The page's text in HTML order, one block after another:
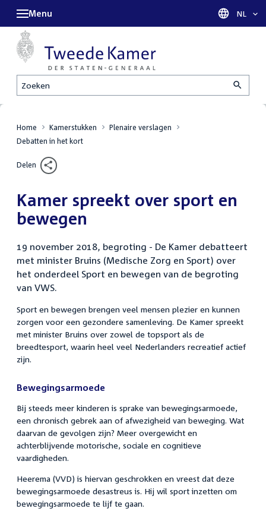
Zoeken
Menu Taal
NL
Home Kamerstukken
Plenaire verslagen
Debatten in het kort
Delen
Kamer spreekt over sport en
bewegen
19 november 2018, begroting - De Kamer debatteert
met minister Bruins (Medische Zorg en Sport) over
het onderdeel Sport en bewegen van de begroting
van VWS.
Sport en bewegen brengen veel mensen plezier en kunnen
zorgen voor een gezondere samenleving. De Kamer spreekt
met minister Bruins over zowel de topsport als de
breedtesport, waarin heel veel Nederlanders recreatief actief
zijn.
Bewegingsarmoede
Bij steeds meer kinderen is sprake van bewegingsarmoede,
een chronisch gebrek aan of afwezigheid van beweging. Wat
daarvan de gevolgen zijn? Meer overgewicht en
achterblijvende motorische, sociale en cognitieve
vaardigheden.
Heerema (VVD) is hiervan geschrokken en vreest dat deze
bewegingsarmoede desastreus is. Hij wil sport inzetten om
bewegingsarmoede te lijf te gaan.